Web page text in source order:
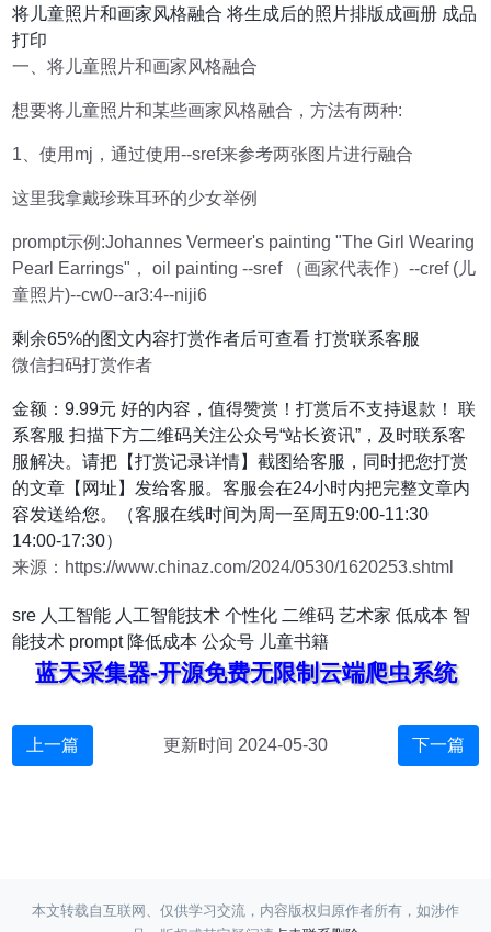
将儿童照片和画家风格融合 将生成后的照片排版成画册 成品
打印
一、将儿童照片和画家风格融合
想要将儿童照片和某些画家风格融合，方法有两种:
1、使用mj，通过使用--sref来参考两张图片进行融合
这里我拿戴珍珠耳环的少女举例
prompt示例:Johannes Vermeer's painting "The Girl Wearing
Pearl Earrings"， oil painting --sref （画家代表作）--cref (儿
童照片)--cw0--ar3:4--niji6
剩余65%的图文内容打赏作者后可查看 打赏联系客服
微信扫码打赏作者
金额：9.99元 好的内容，值得赞赏！打赏后不支持退款！ 联
系客服 扫描下方二维码关注公众号“站长资讯”，及时联系客
服解决。请把【打赏记录详情】截图给客服，同时把您打赏
的文章【网址】发给客服。客服会在24小时内把完整文章内
容发送给您。（客服在线时间为周一至周五9:00-11:30
14:00-17:30）
来源：https://www.chinaz.com/2024/0530/1620253.shtml
sre 人工智能 人工智能技术 个性化 二维码 艺术家 低成本 智
能技术 prompt 降低成本 公众号 儿童书籍
蓝天采集器-开源免费无限制云端爬虫系统
上一篇 更新时间 2024-05-30 下一篇
本文转载自互联网、仅供学习交流，内容版权归原作者所有，如涉作